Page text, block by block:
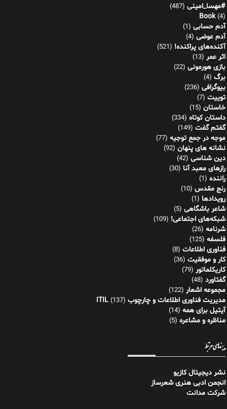
#مهسا_امینی (487)
Book(4)
آدم حسابی (1)
آدم عوضی (4)
آکنده‌های پراکنده! (521)
اثر عمر (13)
بازی هورمونی (22)
برگ (4)
بیوگرافی (236)
توییت (7)
خاستان (15)
داستان کوتاه (334)
گفتم گفت (149)
موجه در جمع توجیه (77)
نشانه های پنهان (92)
دین شناسی (42)
رازهای معبد آنا (30)
راننده (1)
رنج مقدس (10)
رویدادها (1)
شاعر باشگاهی (5)
شبکه‌های اجتماعی! (109)
شرنامه (26)
فلسفه (125)
فناوری اطلاعات (8)
کار و موفقیت (36)
کاریکلماتور (79)
گفتاورد (48)
مجموعه اشعار (122)
مدیریت فناوری اطلاعات و چارچوب ITIL (137)
آیتیل برای همه (14)
مناظره و مشاعره (5)
پیوندهای مرتبط
نشر دیجیتال کازیو
انجمن ادبی هنری شعرساز
شرکت مدانت